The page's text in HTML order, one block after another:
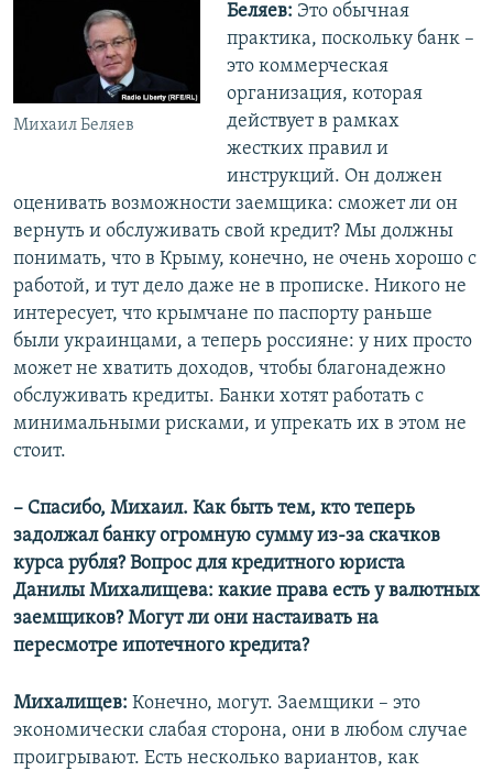
Михаил Беляев
Беляев: Это обычная
практика, поскольку банк –
это коммерческая
организация, которая
действует в рамках
жестких правил и
инструкций. Он должен
оценивать возможности заемщика: сможет ли он
вернуть и обслуживать свой кредит? Мы должны
понимать, что в Крыму, конечно, не очень хорошо с
работой, и тут дело даже не в прописке. Никого не
интересует, что крымчане по паспорту раньше
были украинцами, а теперь россияне: у них просто
может не хватить доходов, чтобы благонадежно
обслуживать кредиты. Банки хотят работать с
минимальными рисками, и упрекать их в этом не
стоит.
– Спасибо, Михаил. Как быть тем, кто теперь
задолжал банку огромную сумму из-за скачков
курса рубля? Вопрос для кредитного юриста
Данилы Михалищева: какие права есть у валютных
заемщиков? Могут ли они настаивать на
пересмотре ипотечного кредита?
Михалищев: Конечно, могут. Заемщики – это
экономически слабая сторона, они в любом случае
проигрывают. Есть несколько вариантов, как